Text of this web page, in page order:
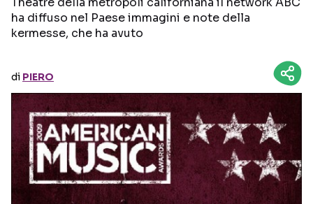
Seguici sui social
ha diffuso nel Paese immagini e note della
kermesse, che ha avuto
di PIERO